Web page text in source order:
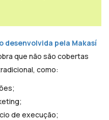
desenvolvida pela Makasí
que não são cobertas
como:
de execução;